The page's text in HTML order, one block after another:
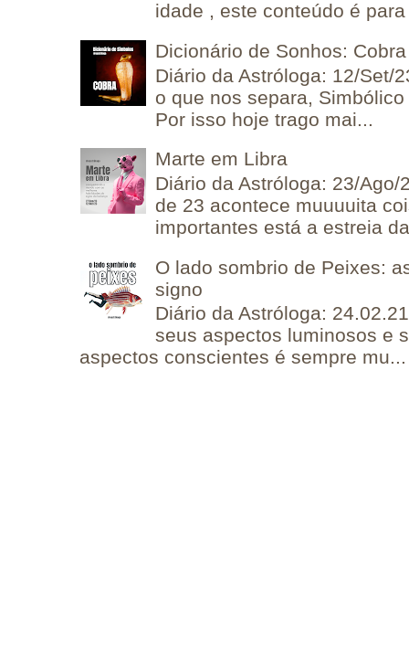
idade , este conteúdo é
Dicionário de Sonhos: Cobra
Diário da Astróloga: 12/Set/
o que nos separa,
Por isso hoje trago mai...
Marte em Libra
Diário da Astróloga: 23/
de 23 acontece muuuuita
importantes está a estreia
O lado sombrio de Peixes:
signo
Diário da Astróloga:
seus aspectos luminosos e
aspectos conscientes é sempre mu...